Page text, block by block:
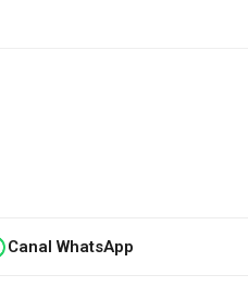
Canal WhatsApp